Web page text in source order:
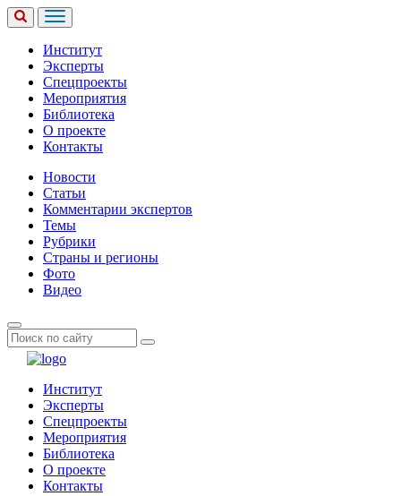
Институт
Эксперты
Спецпроекты
Мероприятия
Библиотека
О проекте
Контакты
Новости
Статьи
Комментарии экспертов
Темы
Рубрики
Страны и регионы
Фото
Видео
Институт
Эксперты
Спецпроекты
Мероприятия
Библиотека
О проекте
Контакты